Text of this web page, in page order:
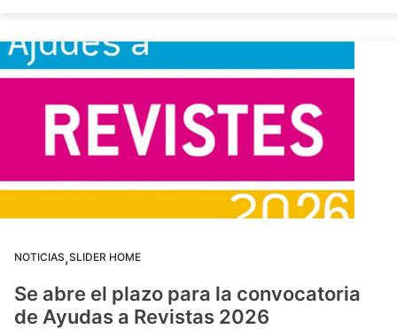
NOTICIAS,SLIDER HOME
Se abre el plazo para la convocatoria
de Ayudas a Revistas 2026